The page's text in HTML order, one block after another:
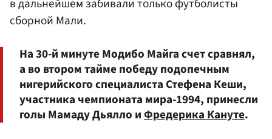
в дальнейшем забивали только футболисты
сборной Мали.
На 30-й минуте Модибо Майга счет сравнял,
а во втором тайме победу подопечным
нигерийского специалиста Стефена Кеши,
участника чемпионата мира-1994, принесли
голы Мамаду Дьялло иФредерика Кануте.